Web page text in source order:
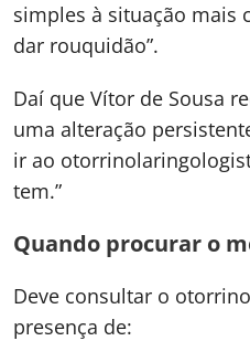
simples à situação mais
dar rouquidão”.
Daí que Vítor de Sousa
uma alteração
ir ao
tem.”
Quando procurar o
Deve consultar o
presença de: